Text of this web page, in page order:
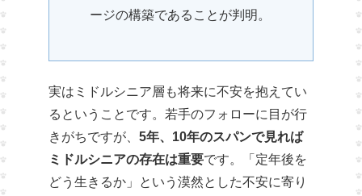
ージの構築であることが判明。
実はミドルシニア層も将来に不安を抱えてい
るということです。若手のフォローに目が行
きがちですが、 5年、10年のスパンで見れば
ミドルシニアの存在は重要です。「定年後を
どう生きるか」という漠然とした不安に寄り